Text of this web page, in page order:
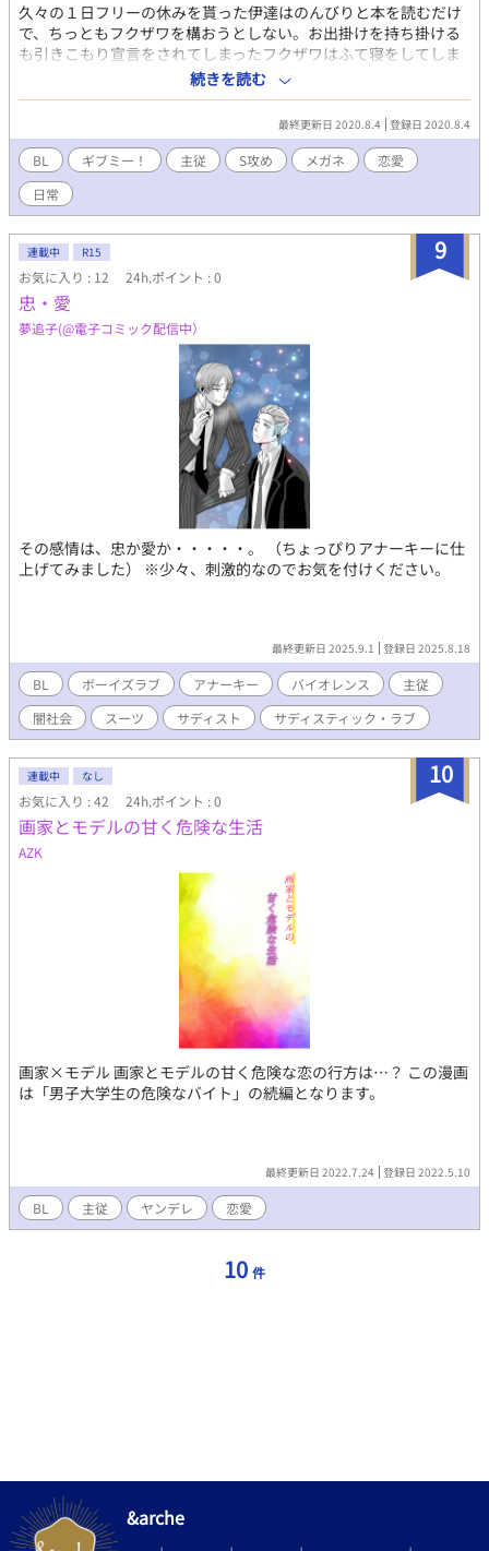
久々の１日フリーの休みを貰った伊達はのんびりと本を読むだけ
で、ちっともフクザワを構おうとしない。お出掛けを持ち掛ける
も引きこもり宣言をされてしまったフクザワはふて寝をしてしま
う。突然、ゆったりとした２人きりの休日を引き裂くように鳴り
響く会社からの電話――相手はあの五傳木だった。応答する伊達
に、放置され続けているフクザワはいい気持ちがする筈が無く
―…。 「ギブミー！」シリーズのスピンオフ、フクザワ×伊達の
休日のお話。
続きを読む
最終更新日 2020.8.4 登録日 2020.8.4
BL ギブミー！ 主従 S攻め メガネ
恋愛
日常
9
連載中 R15
お気に入り : 12 24h.ポイント : 0
忠・愛
夢追子(@電子コミック配信中）
その感情は、忠か愛か・・・・・。 （ちょっぴりアナーキーに仕
上げてみました） ※少々、刺激的なのでお気を付けください。
最終更新日 2025.9.1 登録日 2025.8.18
BL ボーイズラブ アナーキー バイオレンス
主従
闇社会
スーツ サディスト サディスティック・ラブ
10
連載中 なし
お気に入り : 42 24h.ポイント : 0
画家とモデルの甘く危険な生活
AZK
画家×モデル 画家とモデルの甘く危険な恋の行方は…？ この漫画
は「男子大学生の危険なバイト」の続編となります。
最終更新日 2022.7.24 登録日 2022.5.10
BL 主従 ヤンデレ 恋愛
10 件
&arche